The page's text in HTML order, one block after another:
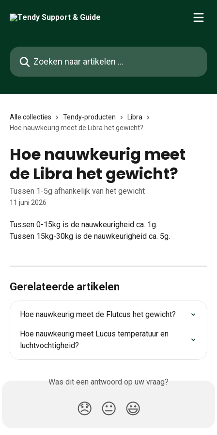
Zoeken naar artikelen ...
Alle collecties Tendy-producten
Libra
Hoe nauwkeurig meet de Libra het gewicht?
Hoe nauwkeurig meet
de Libra het gewicht?
Tussen 1-5g afhankelijk van het gewicht
11 juni 2026
Tussen 0-15kg is de nauwkeurigheid ca. 1g.
Tussen 15kg-30kg is de nauwkeurigheid ca. 5g.
Gerelateerde artikelen
Hoe nauwkeurig meet de Flutcus het gewicht?
Hoe nauwkeurig meet Lucus temperatuur en
luchtvochtigheid?
Was dit een antwoord op uw vraag?
😞 😐 😃